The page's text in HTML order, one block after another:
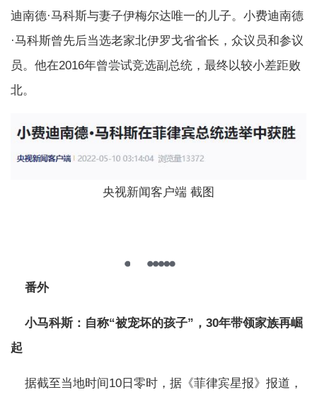
迪南德·马科斯与妻子伊梅尔达唯一的儿子。小费迪南德
·马科斯曾先后当选老家北伊罗戈省省长，众议员和参议
员。他在2016年曾尝试竞选副总统，最终以较小差距败
北。
央视新闻客户端 截图
番外
小马科斯：自称“被宠坏的孩子”，30年带领家族再崛
起
据截至当地时间10日零时，据《菲律宾星报》报道，